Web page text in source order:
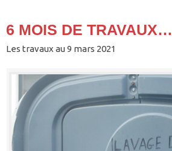
6 MOIS DE TRAVAUX…
Les travaux au 9 mars 2021